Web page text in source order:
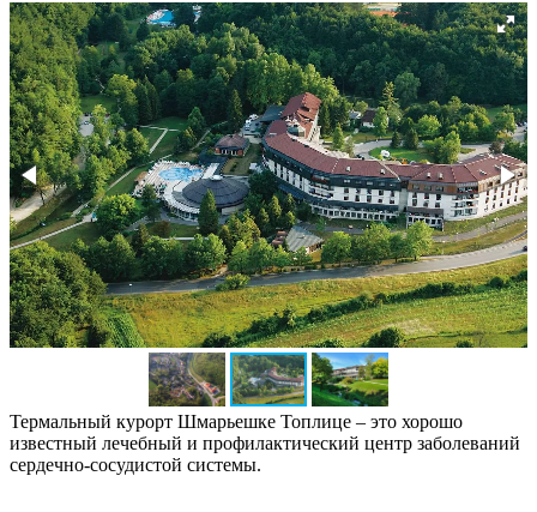
Термальный курорт Шмарьешке Топлице – это хорошо
известный лечебный и профилактический центр заболеваний
сердечно-сосудистой системы.